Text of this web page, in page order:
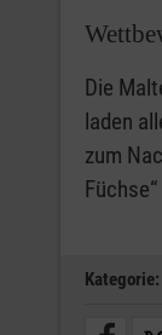
Die
laden
zum
Kategorie: